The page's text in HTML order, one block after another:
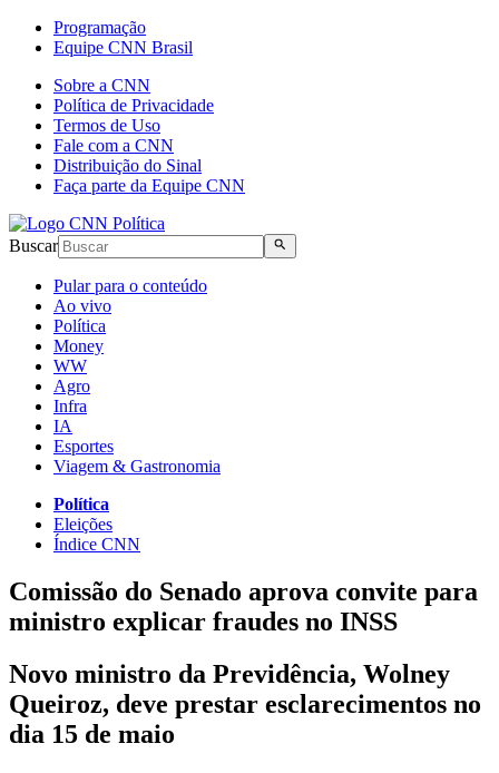
Programação
Equipe CNN Brasil
Sobre a CNN
Política de Privacidade
Termos de Uso
Fale com a CNN
Distribuição do Sinal
Faça parte da Equipe CNN
Buscar
Pular para o conteúdo
Ao vivo
Política
Money
WW
Agro
Infra
IA
Esportes
Viagem & Gastronomia
Política
Eleições
Índice CNN
Comissão do Senado aprova convite para
ministro explicar fraudes no INSS
Novo ministro da Previdência, Wolney
Queiroz, deve prestar esclarecimentos no
dia 15 de maio